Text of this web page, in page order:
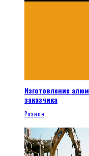
Изготовление
заказчика
Разное